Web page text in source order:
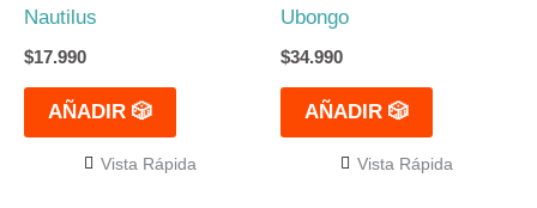
Nautilus
$17.990
AÑADIR 🎲
Vista Rápida
Ubongo
$34.990
AÑADIR 🎲
Vista Rápida